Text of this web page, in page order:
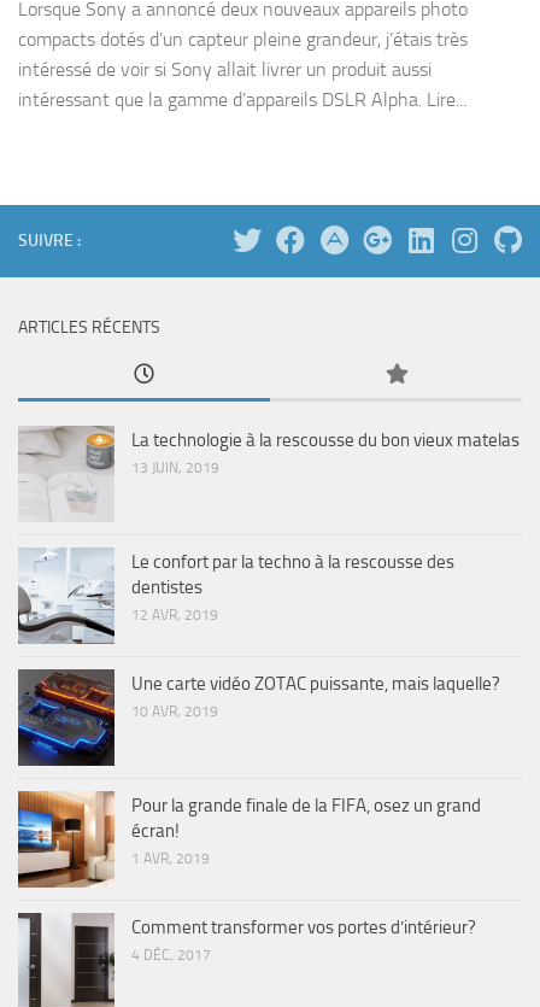
Lorsque Sony a annoncé deux nouveaux appareils photo
compacts dotés d’un capteur pleine grandeur, j’étais très
intéressé de voir si Sony allait livrer un produit aussi
intéressant que la gamme d’appareils DSLR Alpha. Lire...
SUIVRE :
ARTICLES RÉCENTS
La technologie à la rescousse du bon vieux matelas
13 JUIN, 2019
Le confort par la techno à la rescousse des
dentistes
12 AVR, 2019
Une carte vidéo ZOTAC puissante, mais laquelle?
10 AVR, 2019
Pour la grande finale de la FIFA, osez un grand
écran!
1 AVR, 2019
Comment transformer vos portes d’intérieur?
4 DÉC, 2017